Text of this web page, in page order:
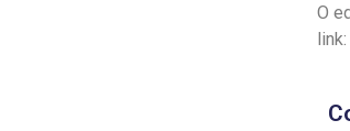
O
link: